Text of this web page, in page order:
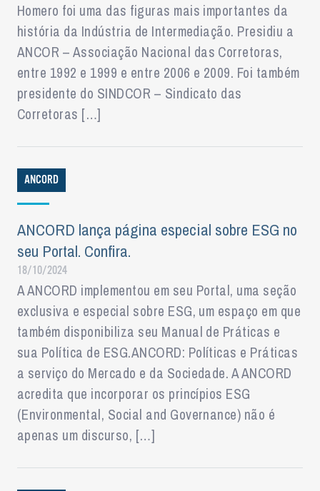
Homero foi uma das figuras mais importantes da
história da Indústria de Intermediação. Presidiu a
ANCOR – Associação Nacional das Corretoras,
entre 1992 e 1999 e entre 2006 e 2009. Foi também
presidente do SINDCOR – Sindicato das
Corretoras […]
ANCORD
ANCORD lança página especial sobre ESG no
seu Portal. Confira.
18/10/2024
A ANCORD implementou em seu Portal, uma seção
exclusiva e especial sobre ESG, um espaço em que
também disponibiliza seu Manual de Práticas e
sua Política de ESG.ANCORD: Políticas e Práticas
a serviço do Mercado e da Sociedade. A ANCORD
acredita que incorporar os princípios ESG
(Environmental, Social and Governance) não é
apenas um discurso, […]